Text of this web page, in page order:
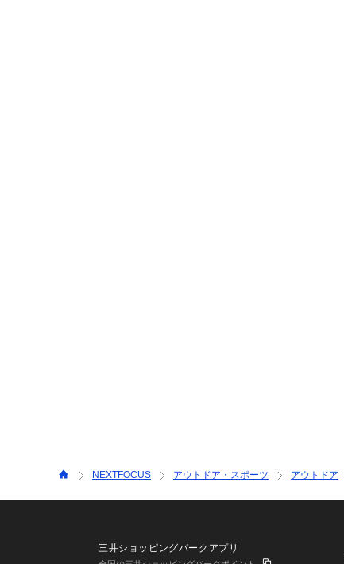
NEXTFOCUS アウトドア・スポーツ アウトドア
三井ショッピングパークアプリ